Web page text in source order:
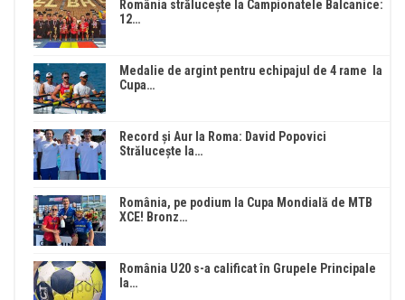
România strălucește la Campionatele Balcanice:
12…
Medalie de argint pentru echipajul de 4 rame la
Cupa…
Record și Aur la Roma: David Popovici
Strălucește la…
România, pe podium la Cupa Mondială de MTB
XCE! Bronz…
România U20 s-a calificat în Grupele Principale
la…